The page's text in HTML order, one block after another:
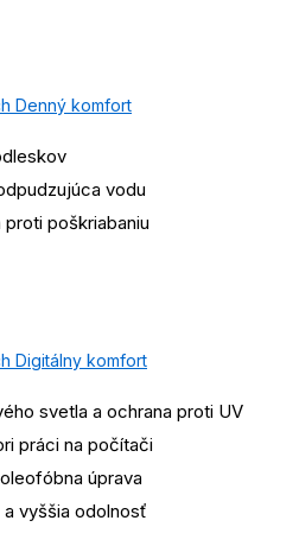
Denný komfort
vodu
proti poškriabaniu
Digitálny komfort
svetla a ochrana proti UV
práci na počítači
úprava
vyššia odolnosť